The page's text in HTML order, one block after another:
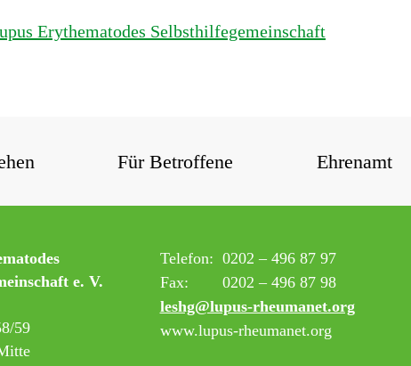
Für Betroffene Ehrenamt
e. V.
59
Telefon: 0202 – 496 87 97
Fax:
0202 – 496 87 98
leshg@lupus-rheumanet.org
www.lupus-rheumanet.org